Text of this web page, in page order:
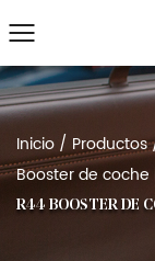
Inicio / Productos
Booster de coche
R44 BOOSTER DE